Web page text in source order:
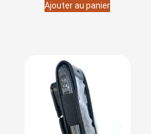
Ajouter au panier